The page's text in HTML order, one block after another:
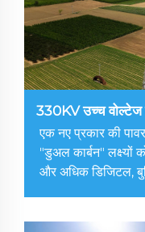
330KV उच्च वोल्टेज
एक नए प्रकार की
"डुअल कार्बन" लक्ष्यों
और अधिक डिजिटल,